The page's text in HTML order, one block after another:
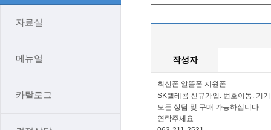
자료실
메뉴얼
카탈로그
작성자
최신폰 알뜰폰 지원폰
SK텔레콤 신규가입. 번호이동. 기
모든 상담 및 구매 가능하십니다.
연락주세요